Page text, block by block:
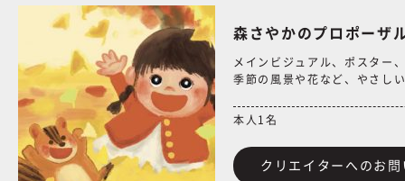
森さやかのプロポーザ
メインビジュアル、ポスター
季節の風景や花など、やさし
本人1名
クリエイターへのお